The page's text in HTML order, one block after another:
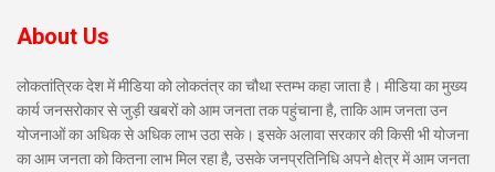
About Us
लोकतांत्रिक देश में मीडिया को लोकतंत्र का चौथा स्तम्भ कहा जाता है। मीडिया का मुख्य
कार्य जनसरोकार से जुड़ी खबरों को आम जनता तक पहुंचाना है, ताकि आम जनता उन
योजनाओं का अधिक से अधिक लाभ उठा सके। इसके अलावा सरकार की किसी भी योजना
का आम जनता को कितना लाभ मिल रहा है, उसके जनप्रतिनिधि अपने क्षेत्र में आम जनता